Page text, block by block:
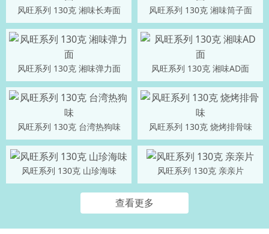
风旺系列 130克 湘味长寿面 风旺系列 130克 湘味筒子面
风旺系列 130克 湘味弹力面 风旺系列 130克 湘味AD面
风旺系列 130克 台湾热狗味 风旺系列 130克 烧烤排骨味
风旺系列 130克 山珍海味 风旺系列 130克 亲亲片
查看更多